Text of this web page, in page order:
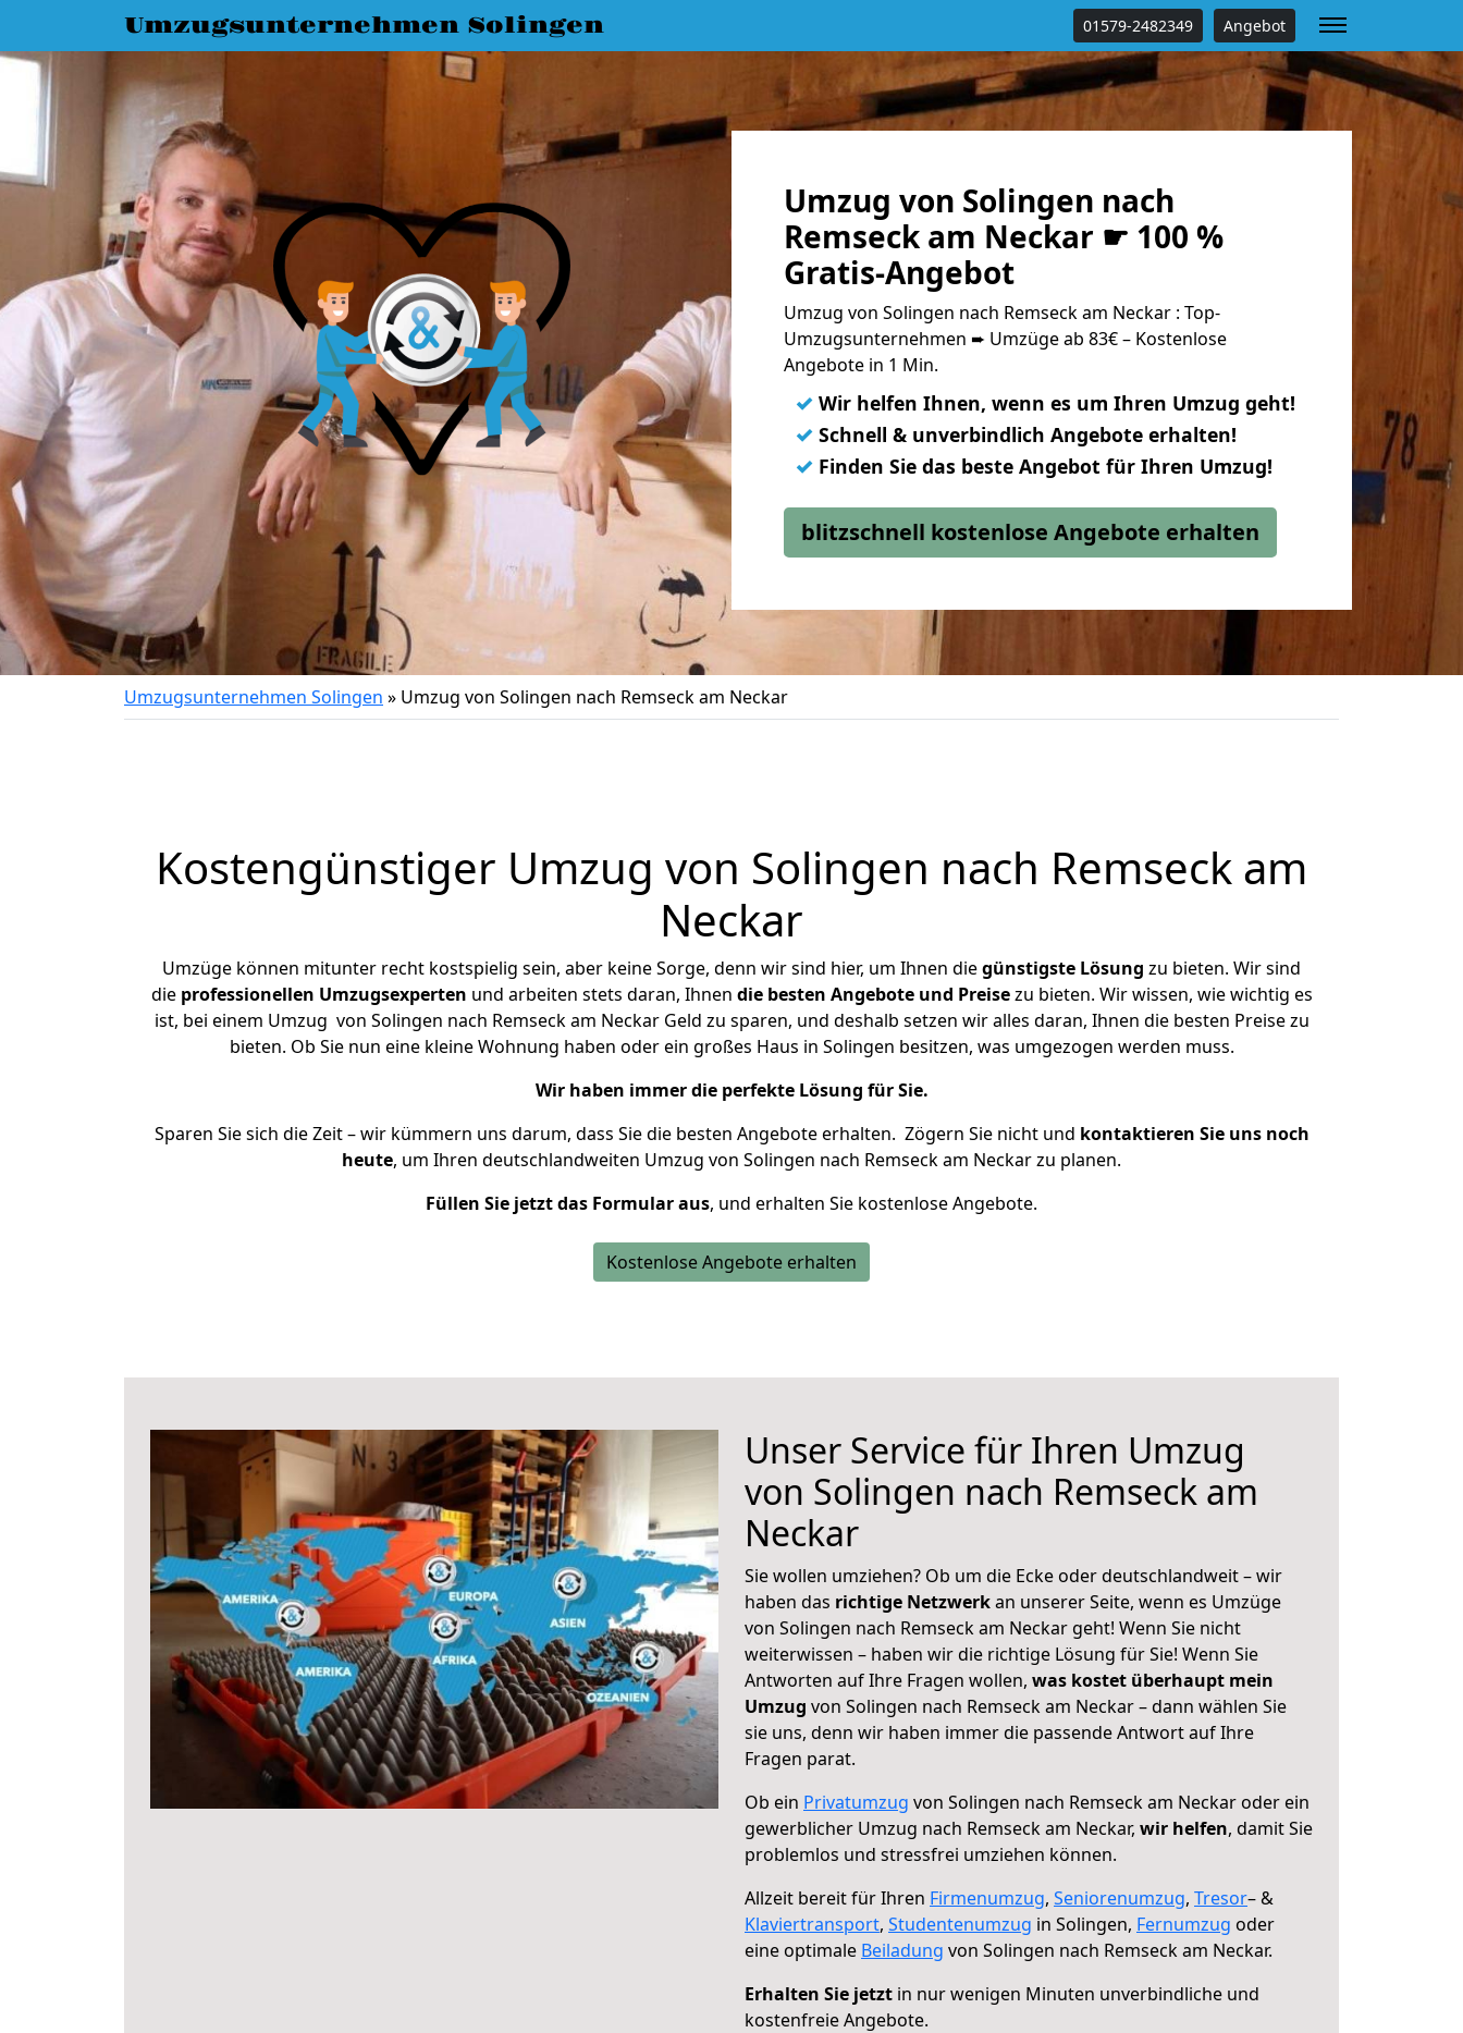
Umzugsunternehmen Solingen 01579-2482349 Angebot
Umzug von Solingen nach
Remseck am Neckar ☛ 100 %
Gratis-Angebot
Umzug von Solingen nach Remseck am Neckar : Top-
Umzugsunternehmen ➨ Umzüge ab 83€ – Kostenlose
Angebote in 1 Min.
✓ Wir helfen Ihnen, wenn es um Ihren Umzug geht!
✓ Schnell & unverbindlich Angebote erhalten!
✓ Finden Sie das beste Angebot für Ihren Umzug!
blitzschnell kostenlose Angebote erhalten
Umzugsunternehmen Solingen » Umzug von Solingen nach Remseck am Neckar
Kostengünstiger Umzug von Solingen nach Remseck am
Neckar
Umzüge können mitunter recht kostspielig sein, aber keine Sorge, denn wir sind hier, um Ihnen diegünstigste Lösung zu bieten. Wir sind
die professionellen Umzugsexperten und arbeiten stets daran, Ihnen die besten Angebote und Preisezu bieten. Wir wissen, wie wichtig es
ist, bei einem Umzug von Solingen nach Remseck am Neckar Geld zu sparen, und deshalb setzen wir alles daran, Ihnen die besten Preise zu
bieten. Ob Sie nun eine kleine Wohnung haben oder ein großes Haus in Solingen besitzen, was umgezogen werden muss.
Wir haben immer die perfekte Lösung für Sie.
Sparen Sie sich die Zeit – wir kümmern uns darum, dass Sie die besten Angebote erhalten. Zögern Sie nicht und kontaktieren Sie uns noch
heute, um Ihren deutschlandweiten Umzug von Solingen nach Remseck am Neckar zu planen.
Füllen Sie jetzt das Formular aus, und erhalten Sie kostenlose Angebote.
Kostenlose Angebote erhalten
Unser Service für Ihren Umzug
von Solingen nach Remseck am
Neckar
Sie wollen umziehen? Ob um die Ecke oder deutschlandweit – wir
haben das richtige Netzwerkan unserer Seite, wenn es Umzüge
von Solingen nach Remseck am Neckar geht! Wenn Sie nicht
weiterwissen – haben wir die richtige Lösung für Sie! Wenn Sie
Antworten auf Ihre Fragen wollen, was kostet überhaupt mein
Umzug von Solingen nach Remseck am Neckar – dann wählen Sie
sie uns, denn wir haben immer die passende Antwort auf Ihre
Fragen parat.
Ob ein Privatumzug von Solingen nach Remseck am Neckar oder ein
gewerblicher Umzug nach Remseck am Neckar, wir helfen, damit Sie
problemlos und stressfrei umziehen können.
Allzeit bereit für Ihren Firmenumzug, Seniorenumzug, Tresor– &
Klaviertransport, Studentenumzug in Solingen, Fernumzug oder
eine optimale Beiladung von Solingen nach Remseck am Neckar.
Erhalten Sie jetzt in nur wenigen Minuten unverbindliche und
kostenfreie Angebote.